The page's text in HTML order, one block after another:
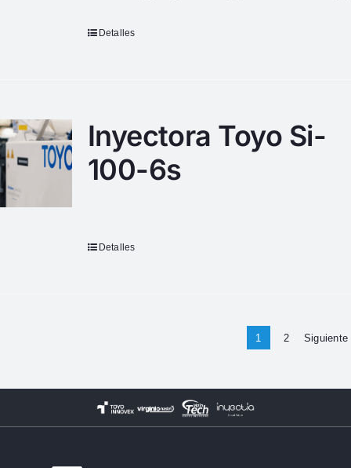
Detalles
Inyectora Toyo Si-
100-6s
Detalles
1 2 Siguiente